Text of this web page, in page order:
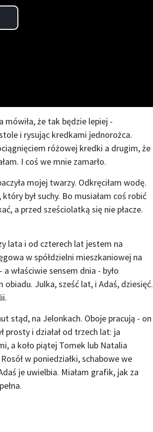
mówiła, że tak będzie lepiej -
i rysując kredkami jednorożca.
różowej kredki a drugim, że
I coś we mnie zamarło.
mojej twarzy. Odkręciłam wodę.
był suchy. Bo musiałam coś robić
a przed sześciolatką się nie płacze.
lata i od czterech lat jestem na
w spółdzielni mieszkaniowej na
właściwie sensem dnia - było
Julka, sześć lat, i Adaś, dziesięć.
stąd, na Jelonkach. Oboje pracują - on
prosty i działał od trzech lat: ja
a koło piątej Tomek lub Natalia
w poniedziałki, schabowe we
je uwielbia. Miałam grafik, jak za